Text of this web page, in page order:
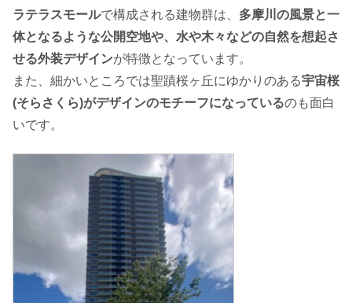
ラテラスモールで構成される建物群は、 多摩川の風景と一
体となるような公開空地や、水や木々などの自然を想起さ
せる外装デザインが特徴となっています。
また、細かいところでは聖蹟桜ヶ丘にゆかりのある宇宙桜
(そらさくら)がデザインのモチーフになっているのも面白
いです。